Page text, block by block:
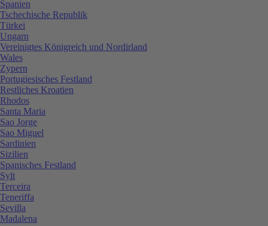
Spanien
Tschechische Republik
Türkei
Ungarn
Vereinigtes Königreich und Nordirland
Wales
Zypern
Portugiesisches Festland
Restliches Kroatien
Rhodos
Santa Maria
Sao Jorge
Sao Miguel
Sardinien
Sizilien
Spanisches Festland
Sylt
Terceira
Teneriffa
Sevilla
Madalena